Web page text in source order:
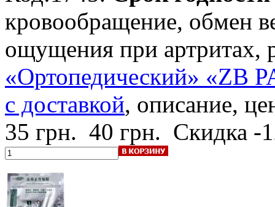
кровообращение, обмен
ощущения при артритах,
«Ортопедический» «ZB
с доставкой, описание,
35 грн. 40 грн. Скидка -